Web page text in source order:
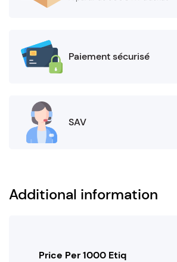
Paiement sécurisé
SAV
Additional information
Price Per 1000 Etiq